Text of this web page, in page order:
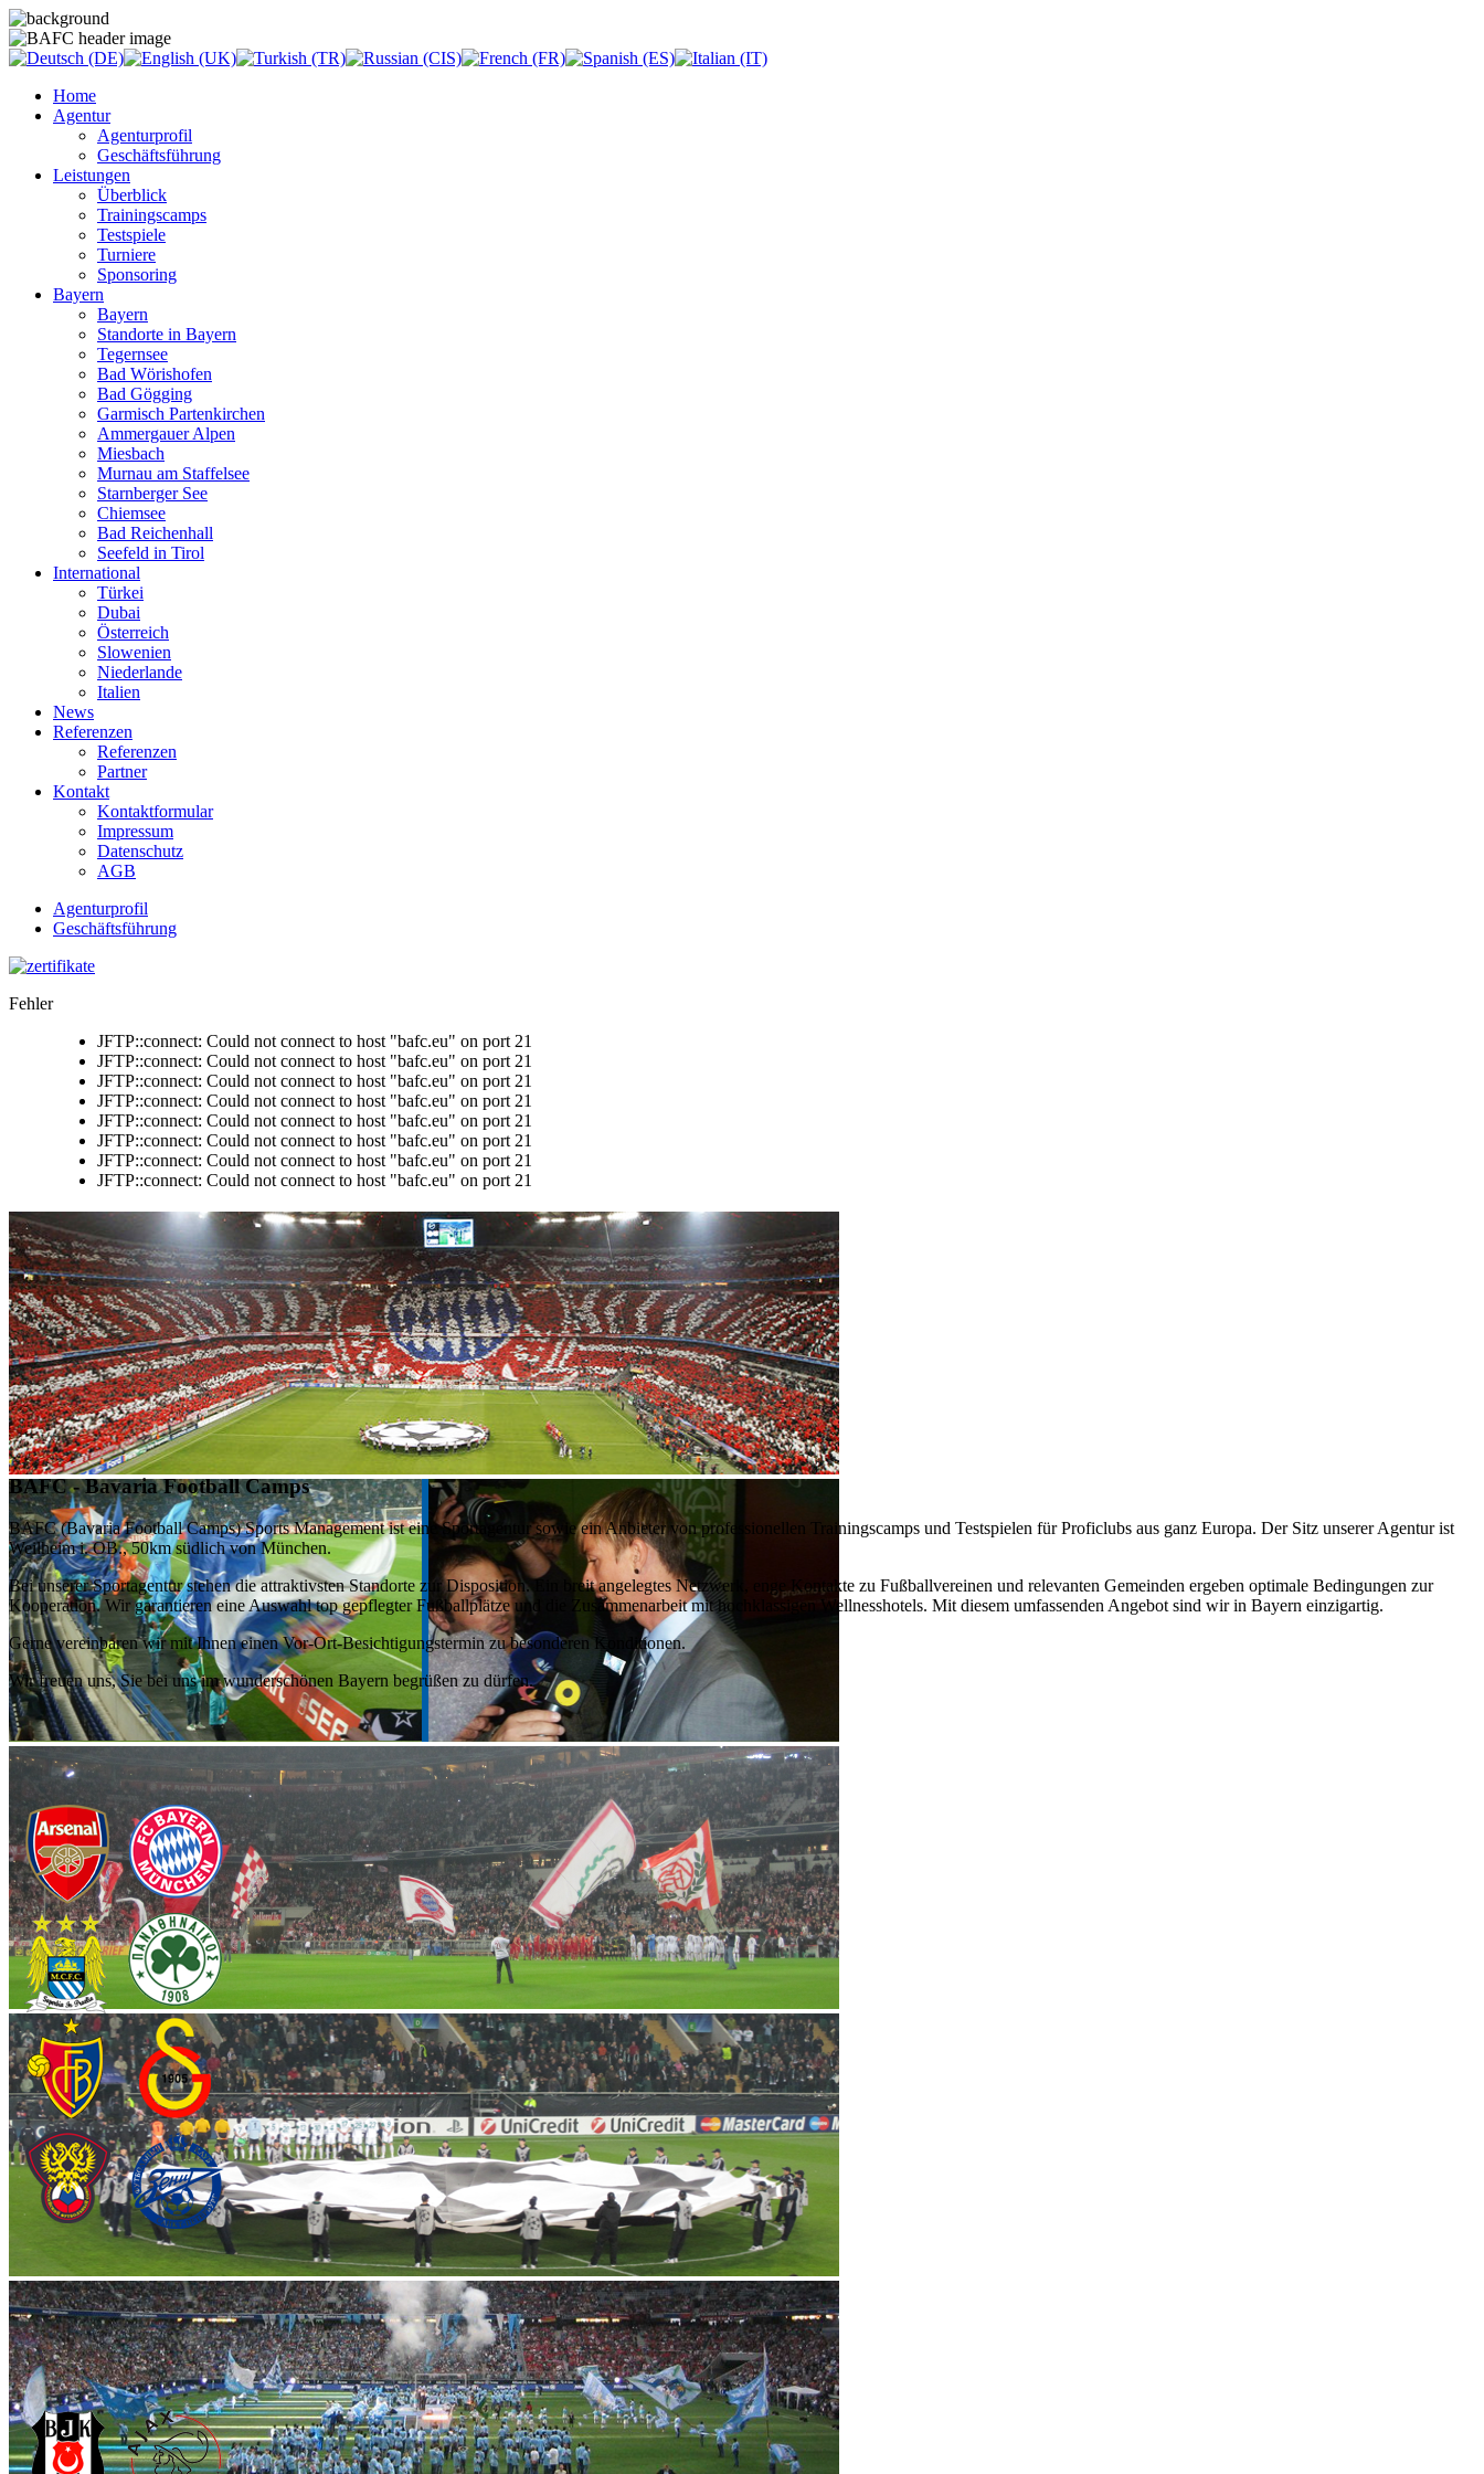
Home
Agentur
Agenturprofil
Geschäftsführung
Leistungen
Überblick
Trainingscamps
Testspiele
Turniere
Sponsoring
Bayern
Bayern
Standorte in Bayern
Tegernsee
Bad Wörishofen
Bad Gögging
Garmisch Partenkirchen
Ammergauer Alpen
Miesbach
Murnau am Staffelsee
Starnberger See
Chiemsee
Bad Reichenhall
Seefeld in Tirol
International
Türkei
Dubai
Österreich
Slowenien
Niederlande
Italien
News
Referenzen
Referenzen
Partner
Kontakt
Kontaktformular
Impressum
Datenschutz
AGB
Agenturprofil
Geschäftsführung
Fehler
JFTP::connect: Could not connect to host "bafc.eu" on port 21
JFTP::connect: Could not connect to host "bafc.eu" on port 21
JFTP::connect: Could not connect to host "bafc.eu" on port 21
JFTP::connect: Could not connect to host "bafc.eu" on port 21
JFTP::connect: Could not connect to host "bafc.eu" on port 21
JFTP::connect: Could not connect to host "bafc.eu" on port 21
JFTP::connect: Could not connect to host "bafc.eu" on port 21
JFTP::connect: Could not connect to host "bafc.eu" on port 21
BAFC - Bavaria Football Camps
BAFC (Bavaria Football Camps) Sports Management ist eine Sportagentur sowie ein Anbieter von professionellen Trainingscamps und Testspielen für Proficlubs aus ganz Europa. Der Sitz unserer Agentur ist
Weilheim i. OB., 50km südlich von München.
Bei unserer Sportagentur stehen die attraktivsten Standorte zur Disposition. Ein breit angelegtes Netzwerk, enge Kontakte zu Fußballvereinen und relevanten Gemeinden ergeben optimale Bedingungen zur
Kooperation. Wir garantieren eine Auswahl top gepflegter Fußballplätze und die Zusammenarbeit mit hochklassigen Wellnesshotels. Mit diesem umfassenden Angebot sind wir in Bayern einzigartig.
Gerne vereinbaren wir mit Ihnen einen Vor-Ort-Besichtigungstermin zu besonderen Konditionen.
Wir freuen uns, Sie bei uns im wunderschönen Bayern begrüßen zu dürfen.